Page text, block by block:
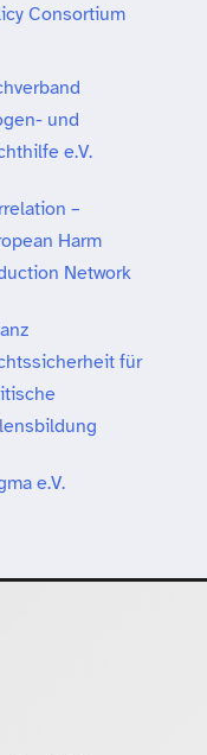
Consortium
und
e.V.
–
Harm
Network
für
e.V.